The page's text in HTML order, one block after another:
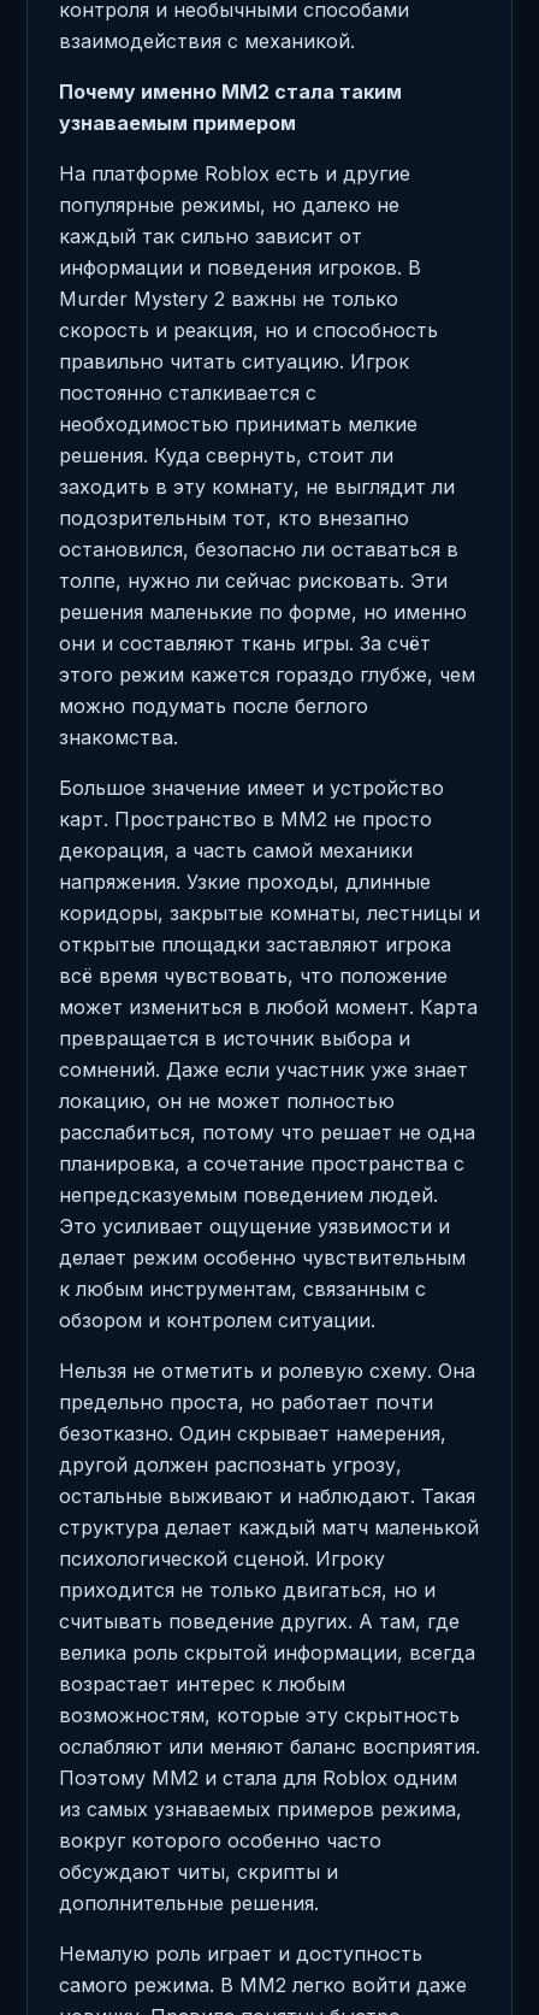
контроля и необычными способами
взаимодействия с механикой.
Почему именно MM2 стала таким
узнаваемым примером
На платформе Roblox есть и другие
популярные режимы, но далеко не
каждый так сильно зависит от
информации и поведения игроков. В
Murder Mystery 2 важны не только
скорость и реакция, но и способность
правильно читать ситуацию. Игрок
постоянно сталкивается с
необходимостью принимать мелкие
решения. Куда свернуть, стоит ли
заходить в эту комнату, не выглядит ли
подозрительным тот, кто внезапно
остановился, безопасно ли оставаться в
толпе, нужно ли сейчас рисковать. Эти
решения маленькие по форме, но именно
они и составляют ткань игры. За счёт
этого режим кажется гораздо глубже, чем
можно подумать после беглого
знакомства.
Большое значение имеет и устройство
карт. Пространство в MM2 не просто
декорация, а часть самой механики
напряжения. Узкие проходы, длинные
коридоры, закрытые комнаты, лестницы и
открытые площадки заставляют игрока
всё время чувствовать, что положение
может измениться в любой момент. Карта
превращается в источник выбора и
сомнений. Даже если участник уже знает
локацию, он не может полностью
расслабиться, потому что решает не одна
планировка, а сочетание пространства с
непредсказуемым поведением людей.
Это усиливает ощущение уязвимости и
делает режим особенно чувствительным
к любым инструментам, связанным с
обзором и контролем ситуации.
Нельзя не отметить и ролевую схему. Она
предельно проста, но работает почти
безотказно. Один скрывает намерения,
другой должен распознать угрозу,
остальные выживают и наблюдают. Такая
структура делает каждый матч маленькой
психологической сценой. Игроку
приходится не только двигаться, но и
считывать поведение других. А там, где
велика роль скрытой информации, всегда
возрастает интерес к любым
возможностям, которые эту скрытность
ослабляют или меняют баланс восприятия.
Поэтому MM2 и стала для Roblox одним
из самых узнаваемых примеров режима,
вокруг которого особенно часто
обсуждают читы, скрипты и
дополнительные решения.
Немалую роль играет и доступность
самого режима. В MM2 легко войти даже